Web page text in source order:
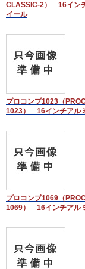
CLASSIC-2） 16イン
イール
プロコンプ1023（
1023） 16インチアル
プロコンプ1069（
1069） 16インチアル